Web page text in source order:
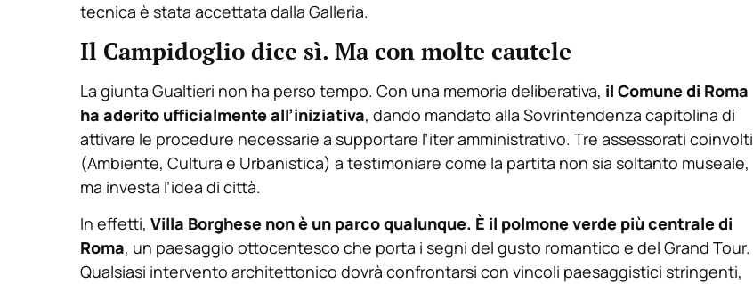
tecnica è stata accettata dalla Galleria.
Il Campidoglio dice sì. Ma con molte cautele
La giunta Gualtieri non ha perso tempo. Con una memoria deliberativa, il Comune di Roma
ha aderito ufficialmente all’iniziativa, dando mandato alla Sovrintendenza capitolina di
attivare le procedure necessarie a supportare l’iter amministrativo. Tre assessorati coinvolti
(Ambiente, Cultura e Urbanistica) a testimoniare come la partita non sia soltanto museale,
ma investa l’idea di città.
In effetti, Villa Borghese non è un parco qualunque. È il polmone verde più centrale di
Roma, un paesaggio ottocentesco che porta i segni del gusto romantico e del Grand Tour.
Qualsiasi intervento architettonico dovrà confrontarsi con vincoli paesaggistici stringenti,